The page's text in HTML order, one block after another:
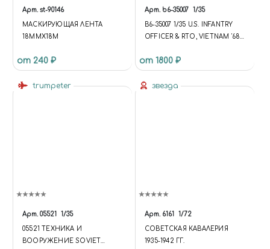
Арт. st-90146
МАСКИРУЮЩАЯ ЛЕНТА
18MMX18M
от 240 ₽
Арт. b6-35007 1/35
B6-35007 1/35 U.S. INFANTRY
OFFICER & RTO, VIETNAM '68 /
СТАРШИЙ СЕРЖАНТ,
от 1800 ₽
trumpeter
Арт. 05521 1/35
05521 ТЕХНИКА И
ВООРУЖЕНИЕ SOVIET
звезда
Арт. 6161 1/72
СОВЕТСКАЯ КАВАЛЕРИЯ
1935-1942 ГГ.